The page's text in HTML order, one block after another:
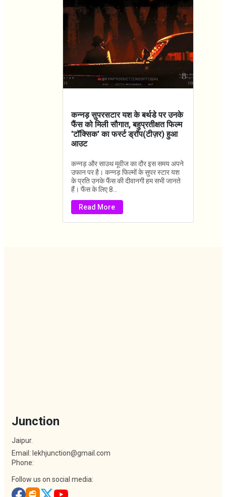
कन्नड़ सुपरसटार यश के बर्थडे पर उनके
फैंस को मिली सौगात, बहुप्रतीक्षत फिल्म
'टॉक्सिक' का फर्स्ट ड्रॉप(टीज़र) हुआ
आउट
कन्नड़ और साउथ मूवीज का दौर इस समय अपने
उफान पर है। कन्नड़ फिल्मों के सुपर स्टार यश
के प्रति उनके फैंस की दीवानगी हम सभी जानते
हैं। फैंस के लिए 8...
Read More
Junction
Jaipur.
Email: lekhjunction@gmail.com
Phone:
Follow us on social media: